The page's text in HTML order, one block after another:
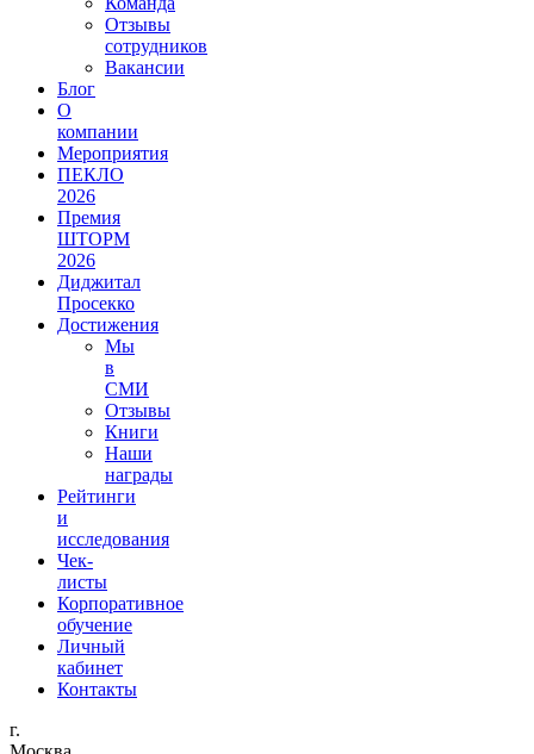
Отзывы
сотрудников
Вакансии
Блог
О
компании
Мероприятия
ПЕКЛО
2026
Премия
ШТОРМ
2026
Диджитал
Просекко
Достижения
Мы
в
СМИ
Отзывы
Книги
Наши
награды
Рейтинги
и
исследования
Чек-
листы
Корпоративное
обучение
Личный
кабинет
Контакты
г.